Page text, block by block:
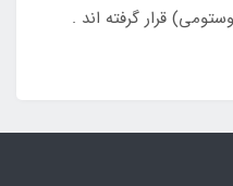
قرار گرفته اند .